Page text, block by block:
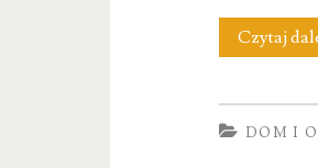
Czytaj
DOM I